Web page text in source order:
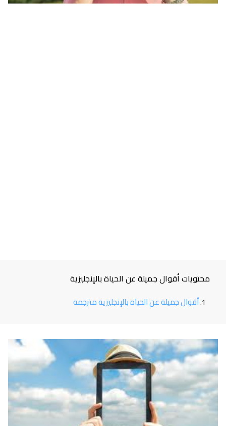
محتويات أقوال جميلة عن الحياة بالإنجليزية
أقوال جميلة عن الحياة بالإنجليزية مترجمة